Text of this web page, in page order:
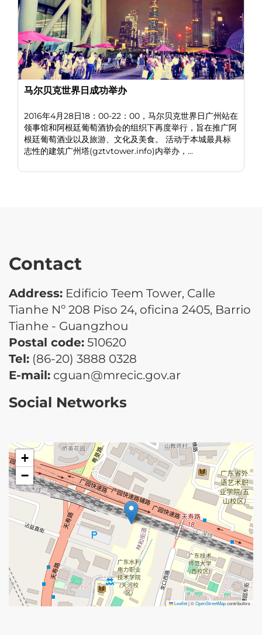
马尔贝克世界日成功举办
2016年4月28日18：00-22：00，马尔贝克世界日广州站在
领事馆和阿根廷葡萄酒协会的组织下再度举行，旨在推广阿
根廷葡萄酒业以及旅游、文化及美食。 活动于本城最具标
志性的建筑广州塔(gztvtower.info)内举办，...
Contact
Address: Edificio Teem Tower, Calle
Tianhe Nº 208 Piso 24, oficina 2405, Barrio
Tianhe - Guangzhou
Postal code: 510620
Tel: (86-20) 3888 0328
E-mail: cguan@mrecic.gov.ar
Social Networks
+
−
Leaflet|©OpenStreetMapcontributors